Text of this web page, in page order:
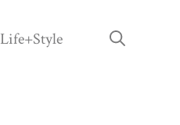
Life+Style